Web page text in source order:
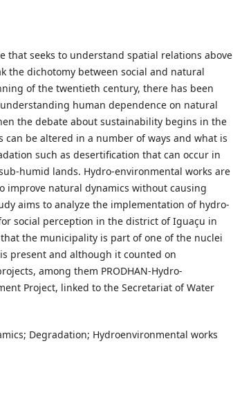
that seeks to understand spatial relations above
the dichotomy between social and natural
of the twentieth century, there has been
human dependence on natural
the debate about sustainability begins in the
can be altered in a number of ways and what is
such as desertification that can occur in
humid lands. Hydro-environmental works are
improve natural dynamics without causing
aims to analyze the implementation of hydro-
social perception in the district of Iguaçu in
that the municipality is part of one of the nuclei
present and although it counted on
among them PRODHAN-Hydro-
Project, linked to the Secretariat of Water
Degradation; Hydroenvironmental works